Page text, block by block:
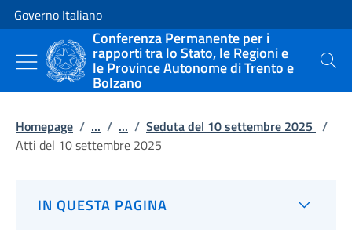
Vai al contenuto
Vai alla navigazione del sito
Governo Italiano
Conferenza Permanente per i
rapporti tra lo Stato, le Regioni e
le Province Autonome di Trento e
Bolzano
Cerca
Homepage / ... / ... / Seduta del 10 settembre 2025 /
Atti del 10 settembre 2025
IN QUESTA PAGINA